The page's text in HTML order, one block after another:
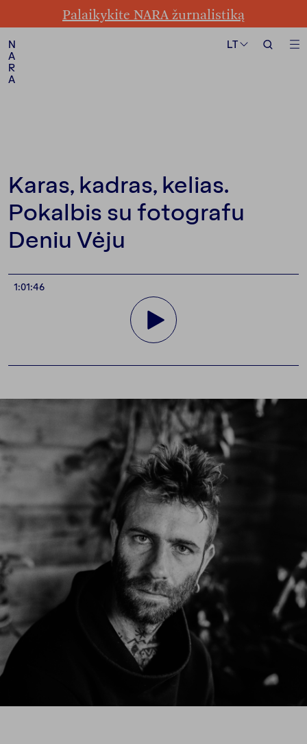
Palaikykite NARA žurnalistiką
N
A
R
A
LT
N
A
R
A
LT
Karas, kadras, kelias.
Pokalbis su fotografu
Deniu Vėju
1:01:46